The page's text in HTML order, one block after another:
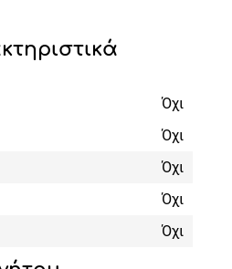
Όχι
Όχι
Όχι
Όχι
Όχι